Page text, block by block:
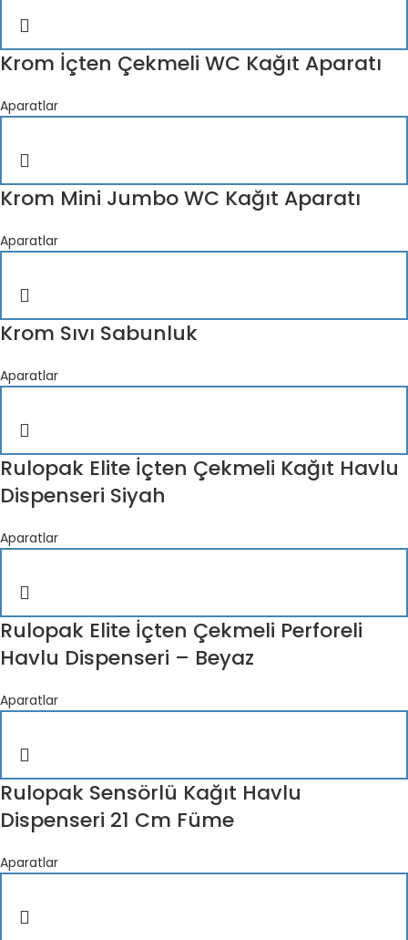
Krom İçten Çekmeli WC Kağıt Aparatı
Aparatlar
Krom Mini Jumbo WC Kağıt Aparatı
Aparatlar
Krom Sıvı Sabunluk
Aparatlar
Rulopak Elite İçten Çekmeli Kağıt Havlu
Dispenseri Siyah
Aparatlar
Rulopak Elite İçten Çekmeli Perforeli
Havlu Dispenseri – Beyaz
Aparatlar
Rulopak Sensörlü Kağıt Havlu
Dispenseri 21 Cm Füme
Aparatlar